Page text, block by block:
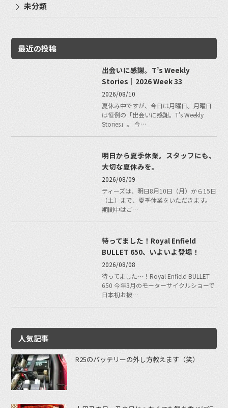
未分類
最近の投稿
出会いに感謝。T’s Weekly
Stories｜2026 Week 33
2026/08/10
夏休み中ですが、今日は月曜日。月曜日
は恒例の「出会いに感謝。T’s Weekly
Stories」。 今…
明日から夏季休業。スタッフにも、
大切な夏休みを。
2026/08/09
ティーズは、明日8月10日（月）から15日
（土）まで、夏季休業をいただきます。
期間中はご…
待ってました！Royal Enfield
BULLET 650、いよいよ登場！
2026/08/08
待ってました〜！Royal Enfield BULLET
650 今年3月のモーターサイクルショーで
日本初お披…
人気記事
R25のバッテリーの外し方教えます（笑）